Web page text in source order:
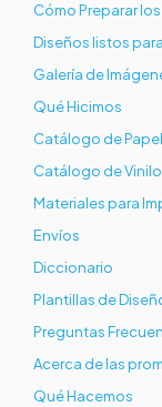
Cómo Preparar
Diseños listos
Galería de
Qué Hicimos
Catálogo de
Catálogo de
Materiales para
Envíos
Diccionario
Plantillas de
Preguntas
Acerca de las
Qué Hacemos